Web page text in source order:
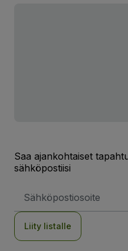
Saa ajankohtaiset
sähköpostiisi
Liity listalle